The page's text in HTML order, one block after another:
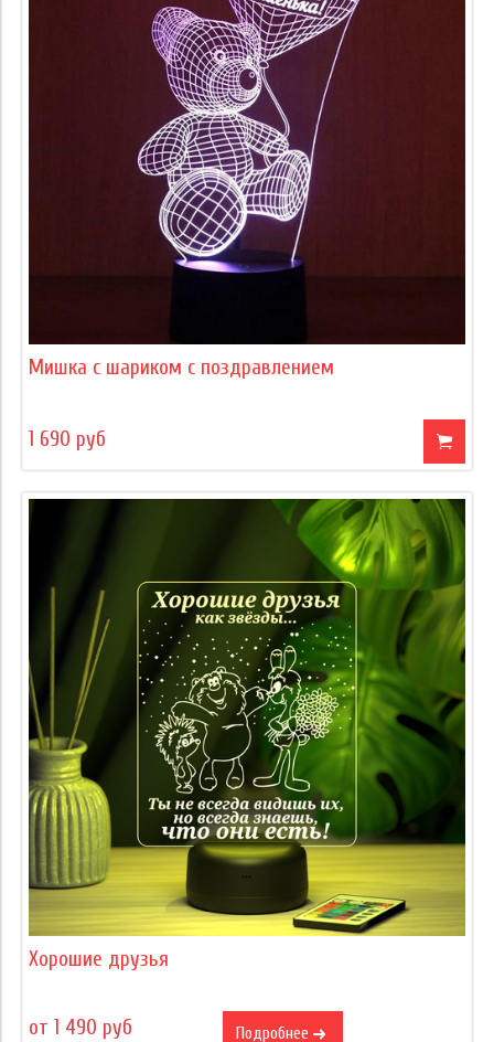
Мишка с шариком с поздравлением
1 690 руб
Хорошие друзья
от 1 490 руб Подробнее